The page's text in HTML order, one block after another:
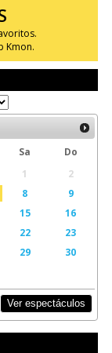
Kmon.
Sa
Do
1
2
8
9
15
16
22
23
29
30
Ver espectáculos